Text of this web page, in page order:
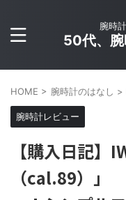
腕時
50代、腕
HOME > 腕時計のはなし >
腕時計レビュー
【購入日記】
（cal.89）」